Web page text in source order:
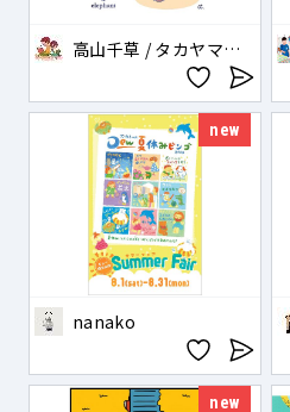
高山千草 / タカヤマチグサ
new
nanako
new